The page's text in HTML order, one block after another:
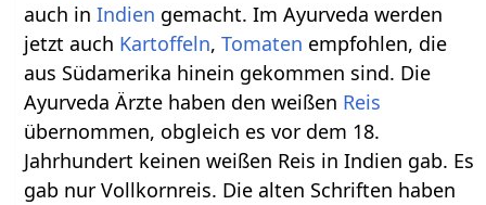
auch inIndien gemacht. Im Ayurveda werden
jetzt auch Kartoffeln,Tomaten empfohlen, die
aus Südamerika hinein gekommen sind. Die
Ayurveda Ärzte haben den weißen Reis
übernommen, obgleich es vor dem 18.
Jahrhundert keinen weißen Reis in Indien gab. Es
gab nur Vollkornreis. Die alten Schriften haben